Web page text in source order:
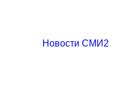
Новости СМИ2